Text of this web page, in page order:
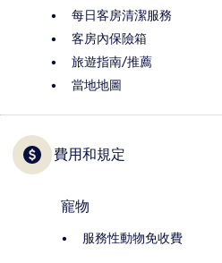
每日客房清潔服務
客房內保險箱
旅遊指南/推薦
當地地圖
費用和規定
寵物
服務性動物免收費